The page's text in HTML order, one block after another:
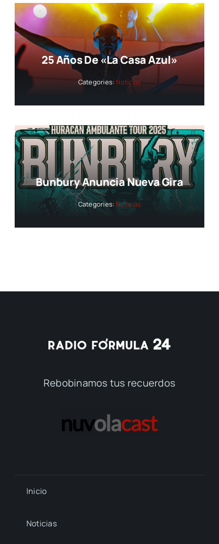
25 Años De «La Casa Azul»
Categories: Noticias
Bunbury Anuncia Nueva Gira
Categories: Noticias
Rebobinamos tus recuerdos
Inicio
Noticias